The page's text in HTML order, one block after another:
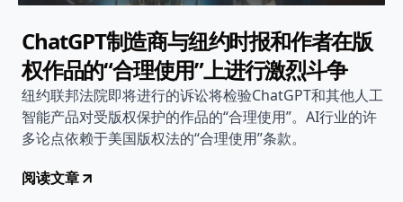
ChatGPT制造商与纽约时报和作者在版
权作品的“合理使用”上进行激烈斗争
纽约联邦法院即将进行的诉讼将检验ChatGPT和其他人工
智能产品对受版权保护的作品的“合理使用”。AI行业的许
多论点依赖于美国版权法的“合理使用”条款。
阅读文章